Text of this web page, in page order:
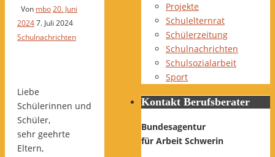
Von mbo 20. Juni
20247. Juli 2024
Schulnachrichten
Liebe
Schülerinnen und
Schüler,
sehr geehrte
Eltern,
Projekte
Schulelternrat
Schülerzeitung
Schulnachrichten
Schulsozialarbeit
Sport
Kontakt Berufsberater
Bundesagentur
für Arbeit Schwerin